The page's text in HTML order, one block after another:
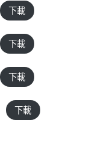
下載
下載
下載
下載